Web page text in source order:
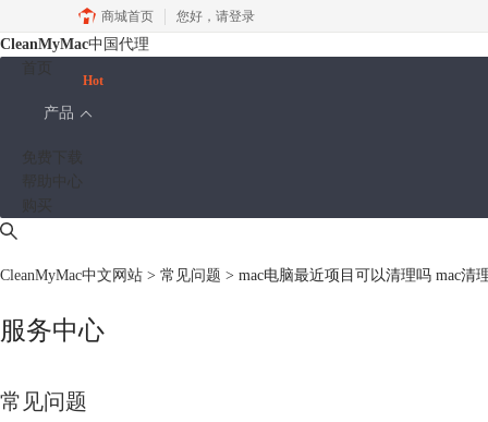
商城首页 您好， 请登录
CleanMyMac中国代理
产品
Hot
CleanMyMac中文网站 > 常见问题 > mac电脑最近项目可以清理吗 mac清
服务中心
常见问题